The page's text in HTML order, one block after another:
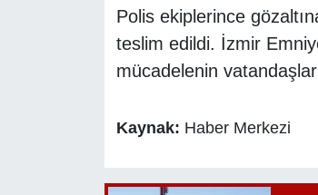
Polis ekiplerince
teslim edildi. İzmir
mücadelenin
Kaynak: Haber Merkezi